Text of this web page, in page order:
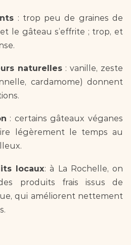
: trop peu de graines de
le gâteau s’effrite ; trop, et
naturelles : vanille, zeste
cardamome) donnent
: certains gâteaux véganes
légèrement le temps au
locaux: à La Rochelle, on
produits frais issus de
qui améliorent nettement